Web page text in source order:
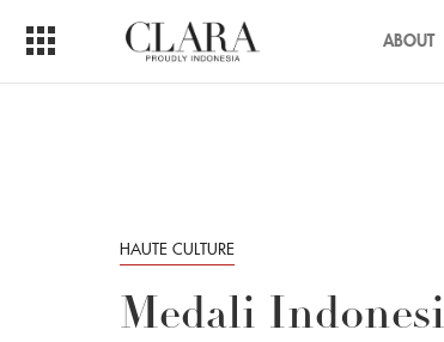
ABOUT
HAUTE CULTURE
Medali